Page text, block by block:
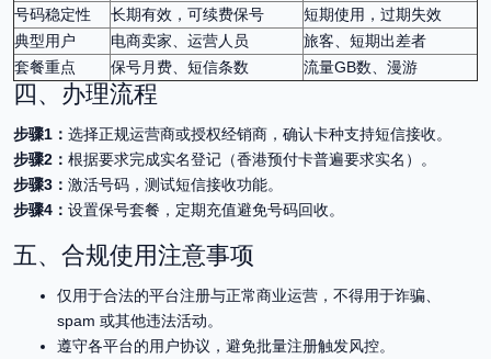
号码稳定性
长期有效，可续费保号
短期使用，过期失效
典型用户
电商卖家、运营人员
旅客、短期出差者
套餐重点
保号月费、短信条数 流量GB数、漫游
四、办理流程
步骤1： 选择正规运营商或授权经销商，确认卡种支持短信接收。
步骤2： 根据要求完成实名登记（香港预付卡普遍要求实名）。
步骤3： 激活号码，测试短信接收功能。
步骤4： 设置保号套餐，定期充值避免号码回收。
五、合规使用注意事项
仅用于合法的平台注册与正常商业运营，不得用于诈骗、
spam 或其他违法活动。
遵守各平台的用户协议，避免批量注册触发风控。